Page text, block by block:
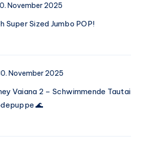
November 2025
Super Sized Jumbo POP!
November 2025
Vaiana 2 – Schwimmende Tautai
🌊